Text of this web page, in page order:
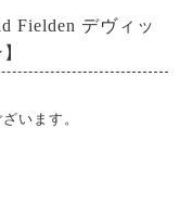
Fielden デヴィッ
います。